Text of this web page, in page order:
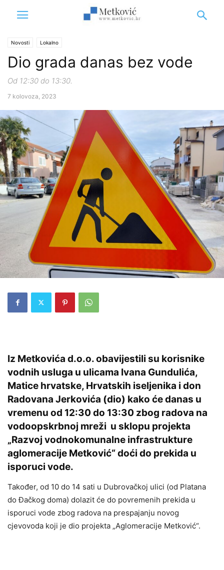
Novosti Lokalno
Dio grada danas bez vode
Od 12:30 do 13:30.
7 kolovoza, 2023
Iz Metkovića d.o.o. obavijestili su korisnike
vodnih usluga u ulicama Ivana Gundulića,
Matice hrvatske, Hrvatskih iseljenika i don
Radovana Jerkovića (dio) kako će danas u
vremenu od 12:30 do 13:30 zbog radova na
vodoopskrbnoj mreži u sklopu projekta
„Razvoj vodnokomunalne infrastrukture
aglomeracije Metković“ doći do prekida u
isporuci vode.
Također, od 10 do 14 sati u Dubrovačkoj ulici (od Platana
do Đačkog doma) dolazit će do povremenih prekida u
isporuci vode zbog radova na prespajanju novog
cjevovoda koji je dio projekta „Aglomeracije Metković“.